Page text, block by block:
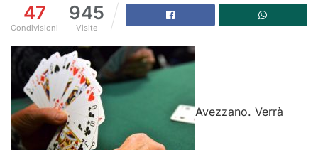
47
Condivisioni
945
Visite
Avezzano. Verrà